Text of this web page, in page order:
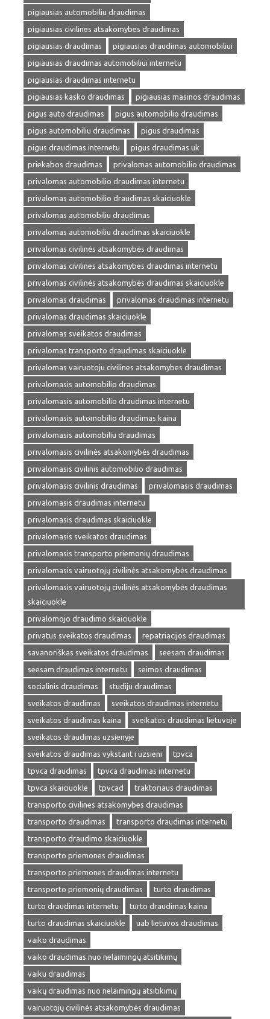
pigiausias automobiliu draudimas
pigiausias civilines atsakomybes draudimas
pigiausias draudimas
pigiausias draudimas automobiliui
pigiausias draudimas automobiliui internetu
pigiausias draudimas internetu
pigiausias kasko draudimas
pigiausias masinos draudimas
pigus auto draudimas
pigus automobilio draudimas
pigus automobiliu draudimas
pigus draudimas
pigus draudimas internetu
pigus draudimas uk
priekabos draudimas
privalomas automobilio draudimas
privalomas automobilio draudimas internetu
privalomas automobilio draudimas skaiciuokle
privalomas automobiliu draudimas
privalomas automobiliu draudimas skaiciuokle
privalomas civilinės atsakomybės draudimas
privalomas civilines atsakomybes draudimas internetu
privalomas civilinės atsakomybės draudimas skaiciuokle
privalomas draudimas
privalomas draudimas internetu
privalomas draudimas skaiciuokle
privalomas sveikatos draudimas
privalomas transporto draudimas skaiciuokle
privalomas vairuotoju civilines atsakomybes draudimas
privalomasis automobilio draudimas
privalomasis automobilio draudimas internetu
privalomasis automobilio draudimas kaina
privalomasis automobiliu draudimas
privalomasis civilinės atsakomybės draudimas
privalomasis civilinis automobilio draudimas
privalomasis civilinis draudimas
privalomasis draudimas
privalomasis draudimas internetu
privalomasis draudimas skaiciuokle
privalomasis sveikatos draudimas
privalomasis transporto priemonių draudimas
privalomasis vairuotojų civilinės atsakomybės draudimas
privalomasis vairuotojų civilinės atsakomybės draudimas
skaiciuokle
privalomojo draudimo skaiciuokle
privatus sveikatos draudimas
repatriacijos draudimas
savanoriškas sveikatos draudimas
seesam draudimas
seesam draudimas internetu
seimos draudimas
socialinis draudimas
studiju draudimas
sveikatos draudimas
sveikatos draudimas internetu
sveikatos draudimas kaina
sveikatos draudimas lietuvoje
sveikatos draudimas uzsienyje
sveikatos draudimas vykstant i uzsieni
tpvca
tpvca draudimas
tpvca draudimas internetu
tpvca skaiciuokle
tpvcad
traktoriaus draudimas
transporto civilines atsakomybes draudimas
transporto draudimas
transporto draudimas internetu
transporto draudimo skaiciuokle
transporto priemones draudimas
transporto priemones draudimas internetu
transporto priemonių draudimas
turto draudimas
turto draudimas internetu
turto draudimas kaina
turto draudimas skaiciuokle
uab lietuvos draudimas
vaiko draudimas
vaiko draudimas nuo nelaimingų atsitikimų
vaiku draudimas
vaikų draudimas nuo nelaimingų atsitikimų
vairuotojų civilinės atsakomybės draudimas